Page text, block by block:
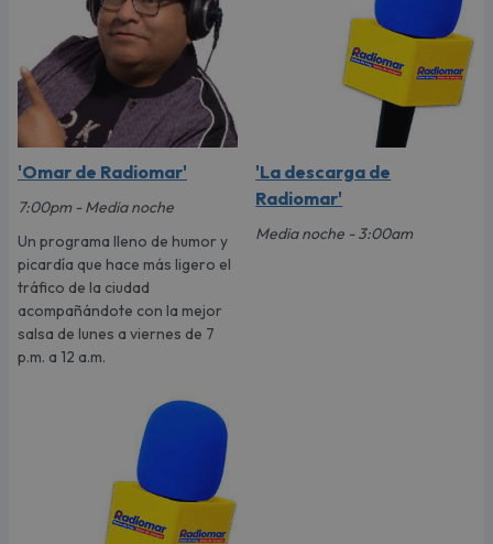
'Omar de Radiomar'
7:00pm - Media noche
Un programa lleno de humor y
picardía que hace más ligero el
tráfico de la ciudad
acompañándote con la mejor
salsa de lunes a viernes de 7
p.m. a 12 a.m.
'La descarga de
Radiomar'
Media noche - 3:00am